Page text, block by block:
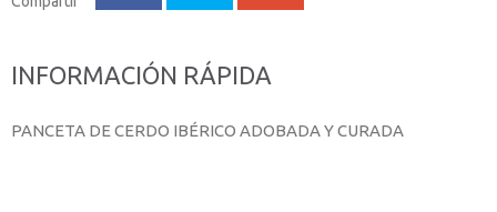
INFORMACIÓN RÁPIDA
PANCETA DE CERDO IBÉRICO ADOBADA Y CURADA